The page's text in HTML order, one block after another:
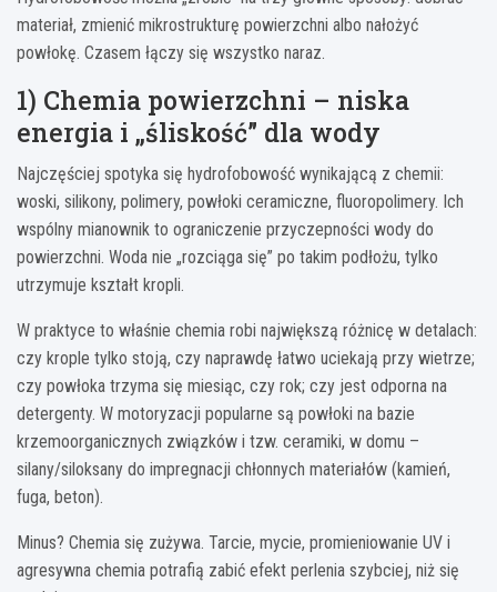
materiał, zmienić mikrostrukturę powierzchni albo nałożyć
powłokę. Czasem łączy się wszystko naraz.
1) Chemia powierzchni – niska
energia i „śliskość” dla wody
Najczęściej spotyka się hydrofobowość wynikającą z chemii:
woski, silikony, polimery, powłoki ceramiczne, fluoropolimery. Ich
wspólny mianownik to ograniczenie przyczepności wody do
powierzchni. Woda nie „rozciąga się” po takim podłożu, tylko
utrzymuje kształt kropli.
W praktyce to właśnie chemia robi największą różnicę w detalach:
czy krople tylko stoją, czy naprawdę łatwo uciekają przy wietrze;
czy powłoka trzyma się miesiąc, czy rok; czy jest odporna na
detergenty. W motoryzacji popularne są powłoki na bazie
krzemoorganicznych związków i tzw. ceramiki, w domu –
silany/siloksany do impregnacji chłonnych materiałów (kamień,
fuga, beton).
Minus? Chemia się zużywa. Tarcie, mycie, promieniowanie UV i
agresywna chemia potrafią zabić efekt perlenia szybciej, niż się